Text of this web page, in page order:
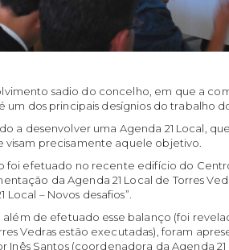
sadio do concelho, em que a
um dos principais desígnios do trabalho
a desenvolver uma Agenda 21 Local,
visam precisamente aquele objetivo.
foi efetuado no recente edifício do
da Agenda 21 Local de Torres
– Novos desafios”.
além de efetuado esse balanço (foi
Vedras estão executadas), foram
Inês Santos (coordenadora da Agenda